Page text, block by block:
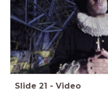
Slide 21 - Video